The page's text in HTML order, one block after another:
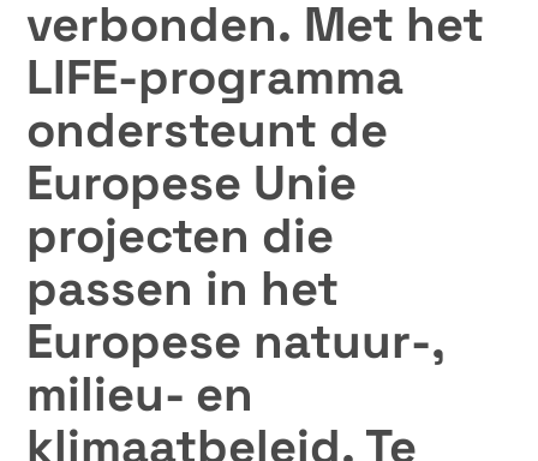
verbonden. Met het
LIFE-programma
ondersteunt de
Europese Unie
projecten die
passen in het
Europese natuur-,
milieu- en
klimaatbeleid. Te